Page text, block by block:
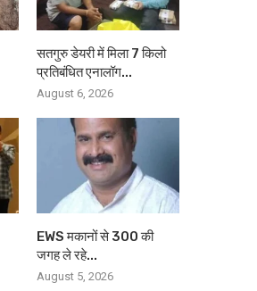
सतगुरु डेयरी में मिला 7 किलो
प्रतिबंधित एनालॉग...
August 6, 2026
EWS मकानों से 300 की
जगह ले रहे...
August 5, 2026